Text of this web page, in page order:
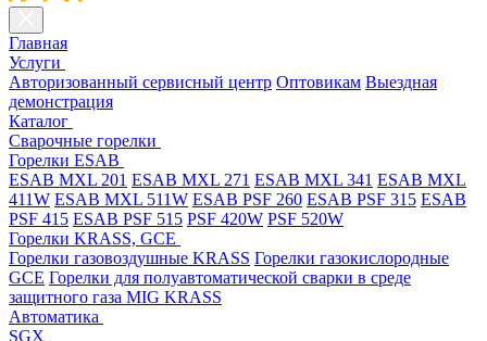
Главная
Услуги
Авторизованный сервисный центр Оптовикам Выездная
демонстрация
Каталог
Cварочные горелки
Горелки ESAB
ESAB MXL 201 ESAB MXL 271 ESAB MXL 341 ESAB MXL
411W ESAB MXL 511W ESAB PSF 260 ESAB PSF 315 ESAB
PSF 415 ESAB PSF 515 PSF 420W PSF 520W
Горелки KRASS, GCE
Горелки газовоздушные KRASS Горелки газокислородные
GCE Горелки для полуавтоматической сварки в среде
защитного газа MIG KRASS
Автоматика
SGX